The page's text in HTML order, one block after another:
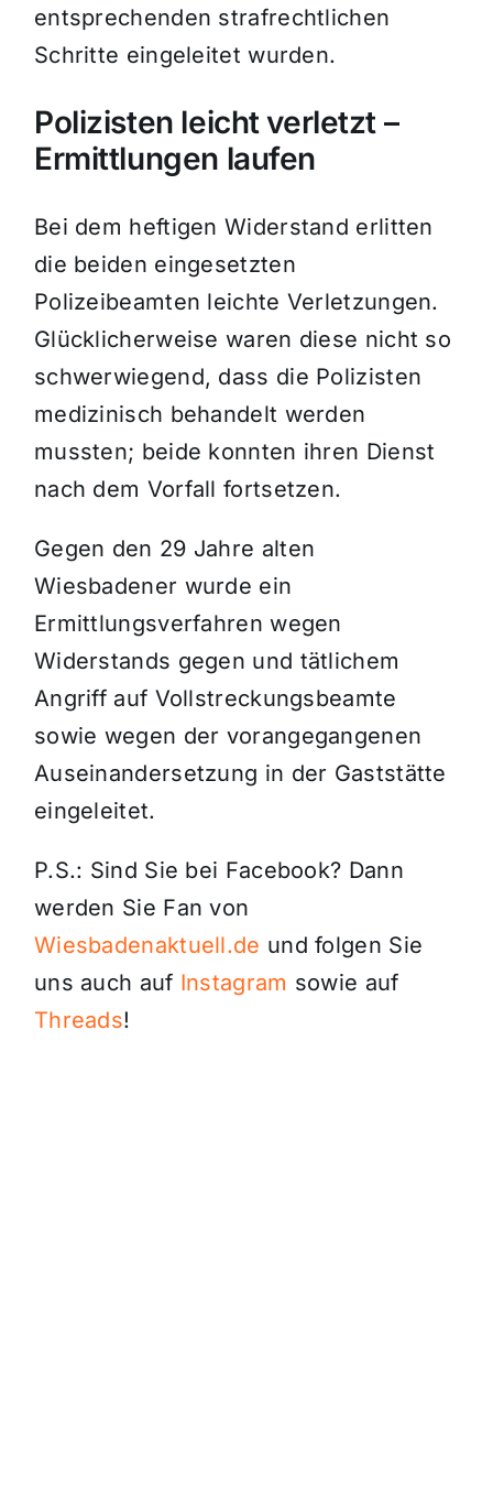
entsprechenden strafrechtlichen
Schritte eingeleitet wurden.
Polizisten leicht verletzt –
Ermittlungen laufen
Bei dem heftigen Widerstand erlitten
die beiden eingesetzten
Polizeibeamten leichte Verletzungen.
Glücklicherweise waren diese nicht so
schwerwiegend, dass die Polizisten
medizinisch behandelt werden
mussten; beide konnten ihren Dienst
nach dem Vorfall fortsetzen.
Gegen den 29 Jahre alten
Wiesbadener wurde ein
Ermittlungsverfahren wegen
Widerstands gegen und tätlichem
Angriff auf Vollstreckungsbeamte
sowie wegen der vorangegangenen
Auseinandersetzung in der Gaststätte
eingeleitet.
P.S.: Sind Sie bei Facebook? Dann
werden Sie Fan von
Wiesbadenaktuell.de und folgen Sie
uns auch auf Instagram sowie auf
Threads!